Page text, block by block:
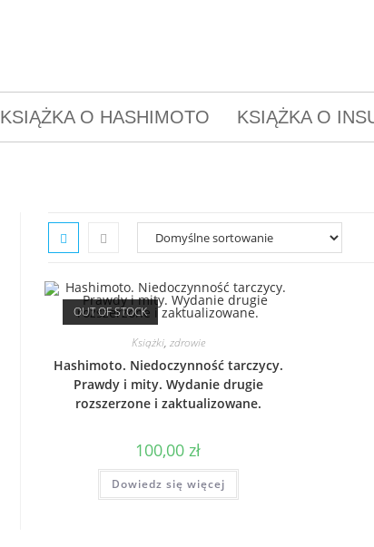
KSIĄŻKA O HASHIMOTO KSIĄŻKA O
OUT OF STOCK
Książki, zdrowie
Hashimoto. Niedoczynność tarczycy.
Prawdy i mity. Wydanie drugie
rozszerzone i zaktualizowane.
100,00zł
Dowiedz się więcej